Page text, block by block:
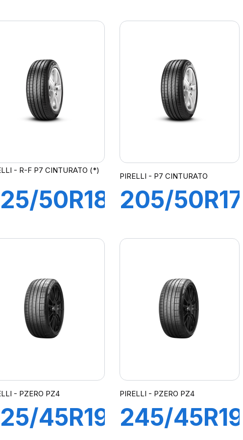
(*)
(*)(MOE)
- R-F P7 CINTURATO (*)
50R18
K1
PIRELLI - P7 CINTURATO
205/50R17
- PZERO PZ4
45R19
PIRELLI - PZERO PZ4
245/45R19